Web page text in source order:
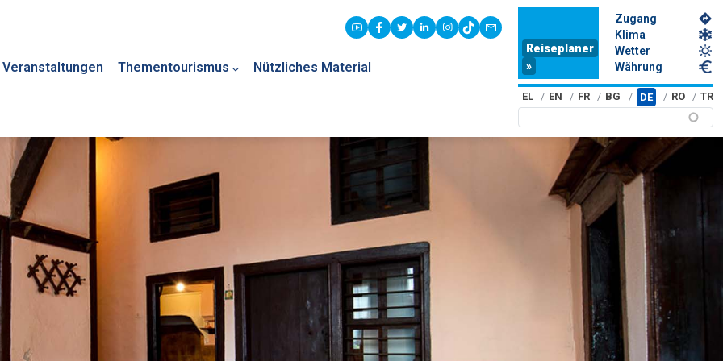
Veranstaltungen Thementourismus Nützliches Material
youtubefacebook
twitterlinkedininstagram
tiktokcontact
Reiseplaner
»
Zugang
Klima
Wetter
Währung
EL EN FR BG DE RO TR